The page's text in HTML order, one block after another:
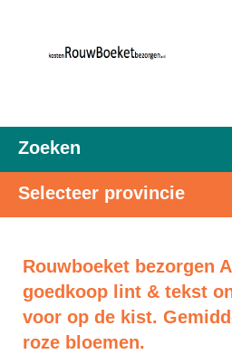
Zoeken
Selecteer provincie
Rouwboeket bezorgen
goedkoop lint & tekst
voor op de kist.
roze bloemen.